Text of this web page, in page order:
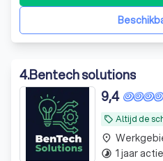
4.Bentech solutions
local_offer Altijd de
9,4
place
timelapse 1 jaar